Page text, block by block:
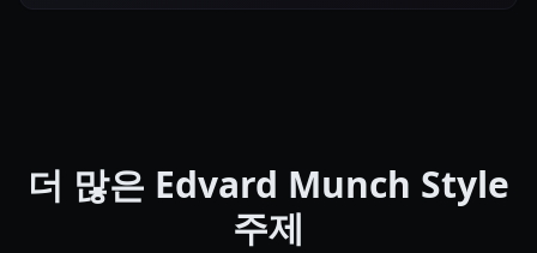
더 많은 Edvard Munch Style
주제